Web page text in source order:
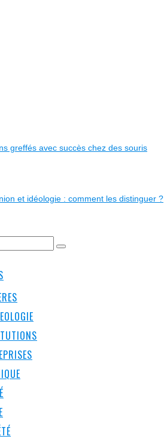
greffés avec succès chez des souris
et idéologie : comment les distinguer ?